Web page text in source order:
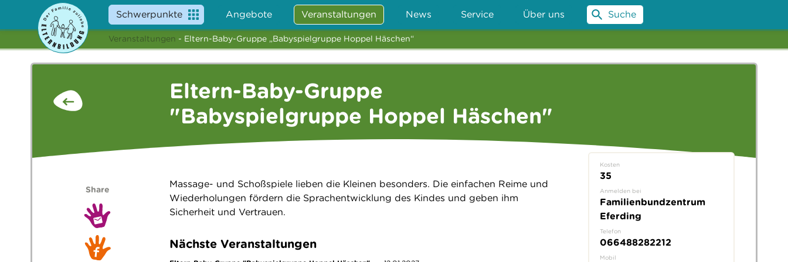
Schwerpunkte Angebote Veranstaltungen News Service Über uns Suche
Veranstaltungen - Eltern-Baby-Gruppe „Babyspielgruppe Hoppel Häschen“
Eltern-Baby-Gruppe
"Babyspielgruppe Hoppel Häschen"
Massage- und Schoßspiele lieben die Kleinen besonders. Die einfachen Reime und
Wiederholungen fördern die Sprachentwicklung des Kindes und geben ihm
Sicherheit und Vertrauen.
Nächste Veranstaltungen
Share
Kosten
35
Anmelden bei
Familienbundzentrum
Eferding
Telefon
066488282212
Mobil